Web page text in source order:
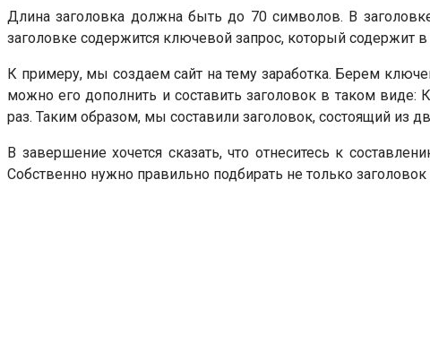
Длина заголовка должна быть до 70 символов. В
заголовке содержится ключевой запрос, который содержит
К примеру, мы создаем сайт на тему заработка. Берем
можно его дополнить и составить заголовок в таком виде:
раз. Таким образом, мы составили заголовок, состоящий из
В завершение хочется сказать, что отнеситесь к
Собственно нужно правильно подбирать не только